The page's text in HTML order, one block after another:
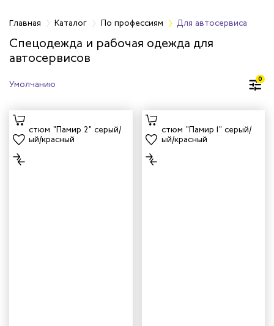
работников
Главная Каталог По профессиям Для автосервиса
Спецодежда и рабочая одежда для
автосервисов
0